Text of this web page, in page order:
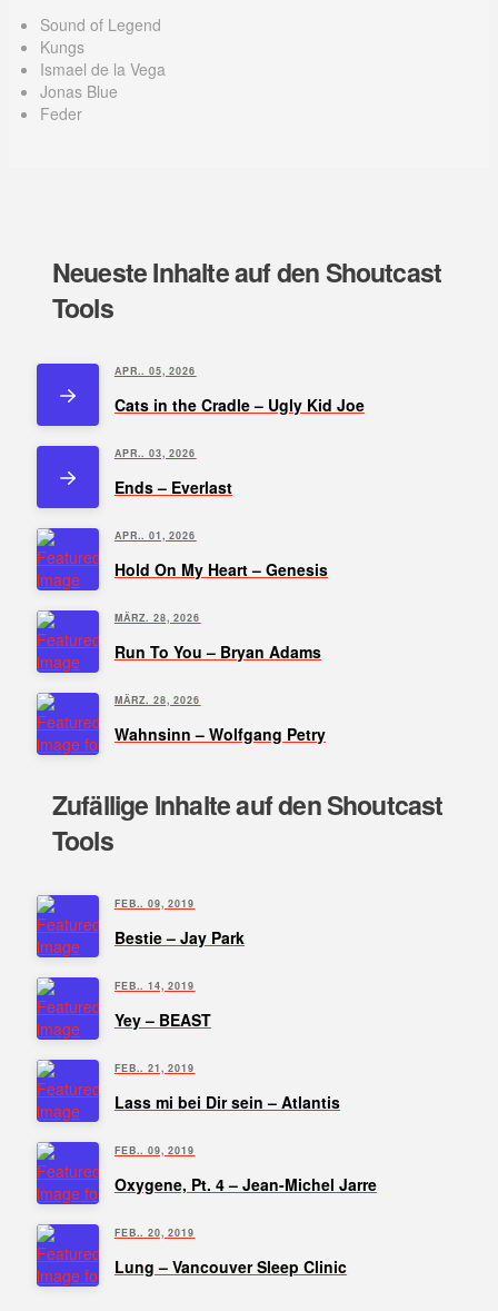
Sound of Legend
Kungs
Ismael de la Vega
Jonas Blue
Feder
Neueste Inhalte auf den Shoutcast
Tools
APR.. 05, 2026
Cats in the Cradle – Ugly Kid Joe
APR.. 03, 2026
Ends – Everlast
APR.. 01, 2026
Hold On My Heart – Genesis
MÄRZ. 28, 2026
Run To You – Bryan Adams
MÄRZ. 28, 2026
Wahnsinn – Wolfgang Petry
Zufällige Inhalte auf den Shoutcast
Tools
FEB.. 09, 2019
Bestie – Jay Park
FEB.. 14, 2019
Yey – BEAST
FEB.. 21, 2019
Lass mi bei Dir sein – Atlantis
FEB.. 09, 2019
Oxygene, Pt. 4 – Jean-Michel Jarre
FEB.. 20, 2019
Lung – Vancouver Sleep Clinic